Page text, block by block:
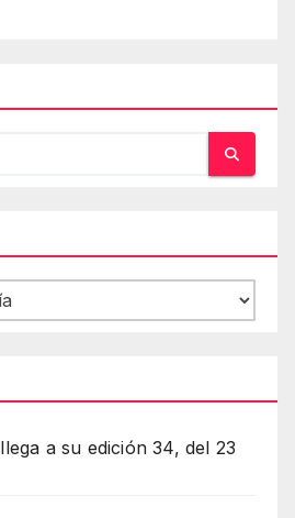
a su edición 34, del 23